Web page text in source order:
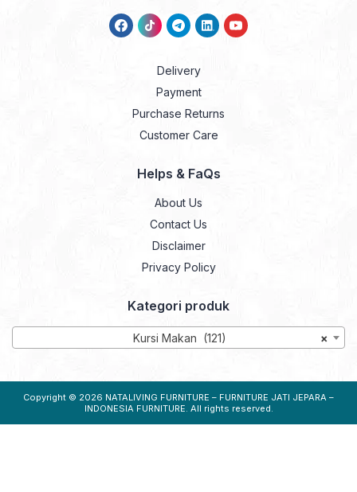
Delivery
Payment
Purchase Returns
Customer Care
Helps & FaQs
About Us
Contact Us
Disclaimer
Privacy Policy
Kategori produk
×
Kursi Makan (121)
Copyright © 2026 NATALIVING FURNITURE – FURNITURE JATI JEPARA –
INDONESIA FURNITURE. All rights reserved.